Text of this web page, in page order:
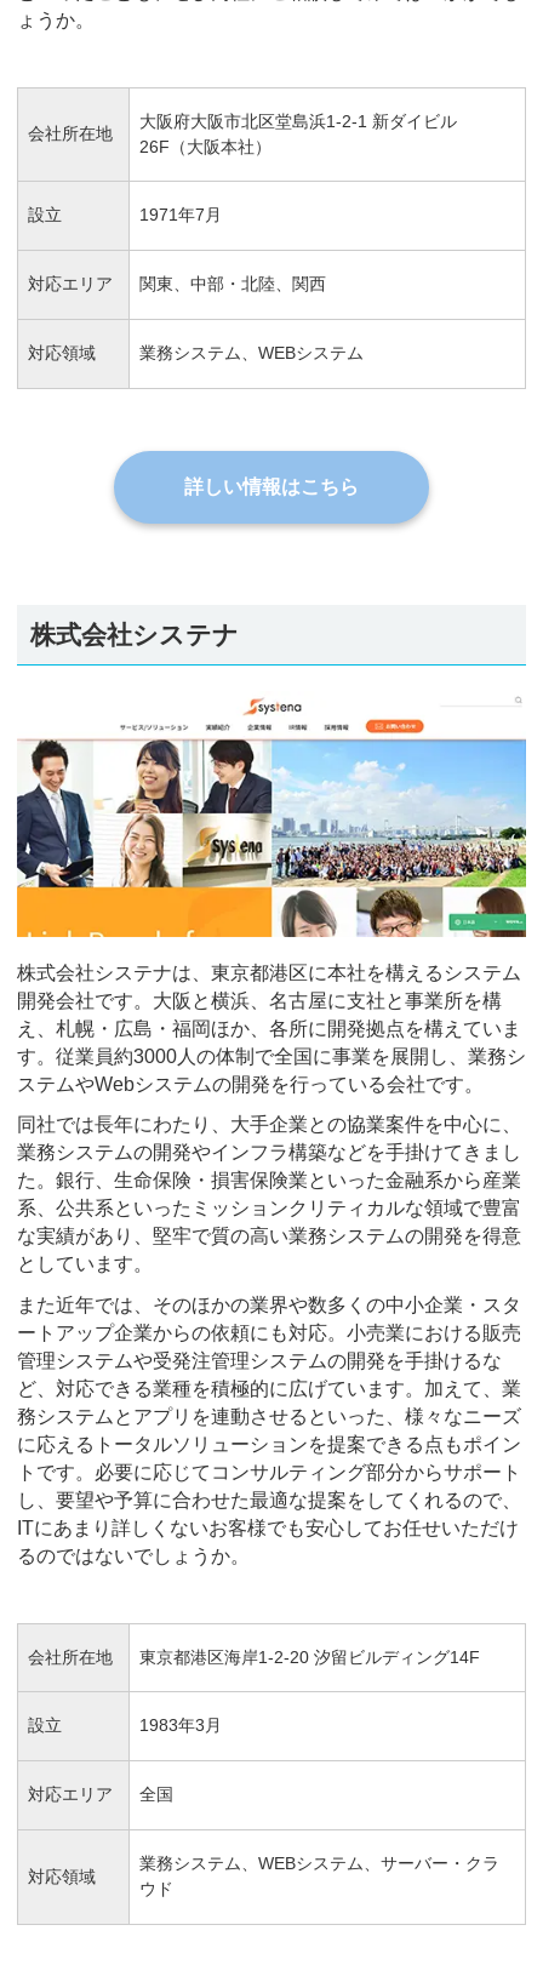
ょうか。
会社所在地
大阪府大阪市北区堂島浜1-2-1 新ダイビル
26F（大阪本社）
設立 1971年7月
対応エリア 関東、中部・北陸、関西
対応領域 業務システム、WEBシステム
詳しい情報はこちら
株式会社システナ
株式会社システナは、東京都港区に本社を構えるシステム
開発会社です。大阪と横浜、名古屋に支社と事業所を構
え、札幌・広島・福岡ほか、各所に開発拠点を構えていま
す。従業員約3000人の体制で全国に事業を展開し、業務シ
ステムやWebシステムの開発を行っている会社です。
同社では長年にわたり、大手企業との協業案件を中心に、
業務システムの開発やインフラ構築などを手掛けてきまし
た。銀行、生命保険・損害保険業といった金融系から産業
系、公共系といったミッションクリティカルな領域で豊富
な実績があり、堅牢で質の高い業務システムの開発を得意
としています。
また近年では、そのほかの業界や数多くの中小企業・スタ
ートアップ企業からの依頼にも対応。小売業における販売
管理システムや受発注管理システムの開発を手掛けるな
ど、対応できる業種を積極的に広げています。加えて、業
務システムとアプリを連動させるといった、様々なニーズ
に応えるトータルソリューションを提案できる点もポイン
トです。必要に応じてコンサルティング部分からサポート
し、要望や予算に合わせた最適な提案をしてくれるので、
ITにあまり詳しくないお客様でも安心してお任せいただけ
るのではないでしょうか。
会社所在地 東京都港区海岸1-2-20 汐留ビルディング14F
設立 1983年3月
対応エリア 全国
対応領域
業務システム、WEBシステム、サーバー・クラ
ウド